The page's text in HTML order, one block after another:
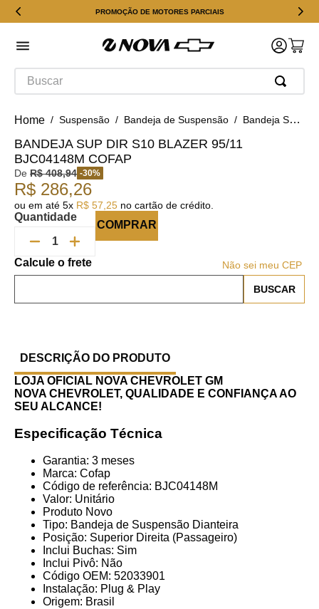
PROMOÇÃO DE MOTORES PARCIAIS
Buscar
Suspensão Bandeja de Suspensão Bandeja Sup Dir S10 Blazer 95/11 BJC04148M Cofap
BANDEJA SUP DIR S10 BLAZER 95/11
BJC04148M COFAP
De R$ 408,94 -30%
R$ 286,26
ou em até 5x R$ 57 25 no cartão de crédito.
Quantidade
COMPRAR
Não sei meu CEP
DESCRIÇÃO DO PRODUTO
LOJA OFICIAL NOVA CHEVROLET GM
NOVA CHEVROLET, QUALIDADE E CONFIANÇA AO
SEU ALCANCE!
Especificação Técnica
Garantia: 3 meses
Marca: Cofap
Código de referência: BJC04148M
Valor: Unitário
Produto Novo
Tipo: Bandeja de Suspensão Dianteira
Posição: Superior Direita (Passageiro)
Inclui Buchas: Sim
Inclui Pivô: Não
Código OEM: 52033901
Instalação: Plug & Play
Origem: Brasil